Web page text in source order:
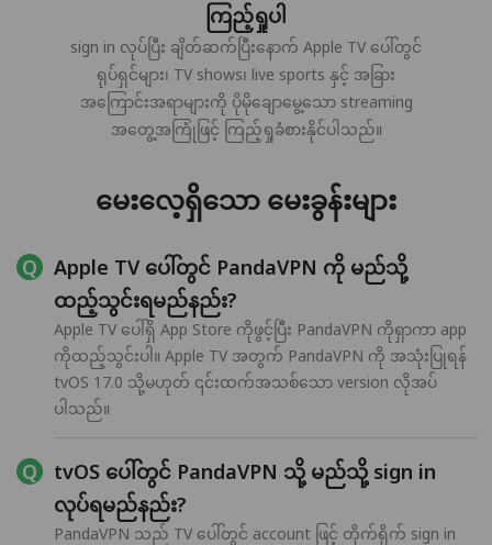
ကြည့်ရှုပါ
sign in လုပ်ပြီး ချိတ်ဆက်ပြီးနောက် Apple TV ပေါ်တွင်
ရုပ်ရှင်များ၊ TV shows၊ live sports နှင့် အခြား
အကြောင်းအရာများကို ပိုမိုချောမွေ့သော streaming
အတွေ့အကြုံဖြင့် ကြည့်ရှုခံစားနိုင်ပါသည်။
မေးလေ့ရှိသော မေးခွန်းများ
Apple TV ပေါ်တွင် PandaVPN ကို မည်သို့
ထည့်သွင်းရမည်နည်း?
Apple TV ပေါ်ရှိ App Store ကိုဖွင့်ပြီး PandaVPN ကိုရှာကာ app
ကိုထည့်သွင်းပါ။ Apple TV အတွက် PandaVPN ကို အသုံးပြုရန်
tvOS 17.0 သို့မဟုတ် ၎င်းထက်အသစ်သော version လိုအပ်
ပါသည်။
tvOS ပေါ်တွင် PandaVPN သို့ မည်သို့ sign in
လုပ်ရမည်နည်း?
PandaVPN သည် TV ပေါ်တွင် account ဖြင့် တိုက်ရိုက် sign in